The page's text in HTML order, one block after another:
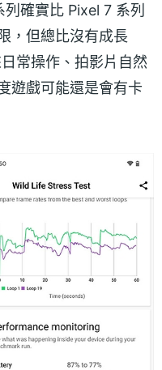
確實比 Pixel 7 系列
，但總比沒有成長
常操作、拍影片自然
遊戲可能還是會有卡